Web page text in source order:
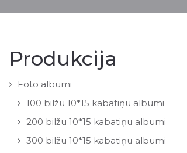
Produkcija
Foto albumi
100 bilžu 10*15 kabatiņu albumi
200 bilžu 10*15 kabatiņu albumi
300 bilžu 10*15 kabatiņu albumi